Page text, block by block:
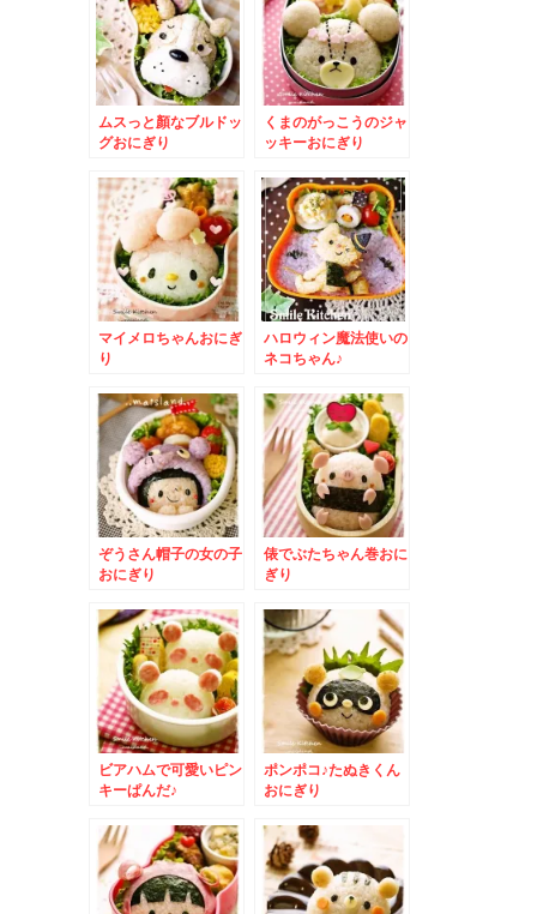
ムスっと顏なブルドッ
グおにぎり
くまのがっこうのジャ
ッキーおにぎり
マイメロちゃんおにぎ
り
ハロウィン魔法使いの
ネコちゃん♪
ぞうさん帽子の女の子
おにぎり
俵でぶたちゃん巻おに
ぎり
ビアハムで可愛いピン
キーぱんだ♪
ポンポコ♪たぬきくん
おにぎり